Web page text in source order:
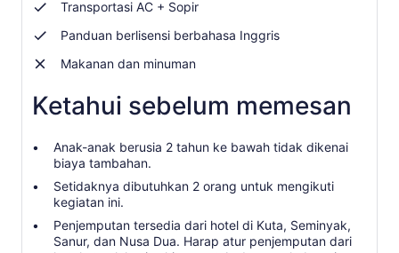
Transportasi AC + Sopir
Panduan berlisensi berbahasa Inggris
Makanan dan minuman
Ketahui sebelum memesan
Anak-anak berusia 2 tahun ke bawah tidak dikenai
biaya tambahan.
Setidaknya dibutuhkan 2 orang untuk mengikuti
kegiatan ini.
Penjemputan tersedia dari hotel di Kuta, Seminyak,
Sanur, dan Nusa Dua. Harap atur penjemputan dari